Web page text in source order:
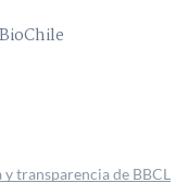
y transparencia de BBCL